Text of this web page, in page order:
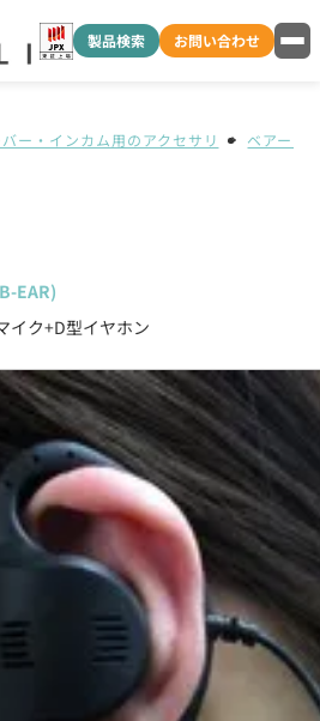
製品検索 お問い合わせ
ー・インカム用のアクセサリ ベアー(B-
EAR)
イク+D型イヤホン